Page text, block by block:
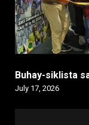
Buhay-siklista
July 17, 2026